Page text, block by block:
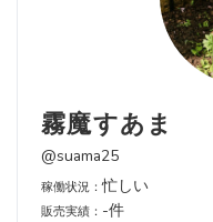
霧魔すあま
@suama25
稼働状況：忙しい
販売実績： -件